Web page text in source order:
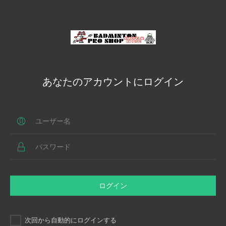
あなたのアカウントにログイン
ログイン
次回から自動的にログインする